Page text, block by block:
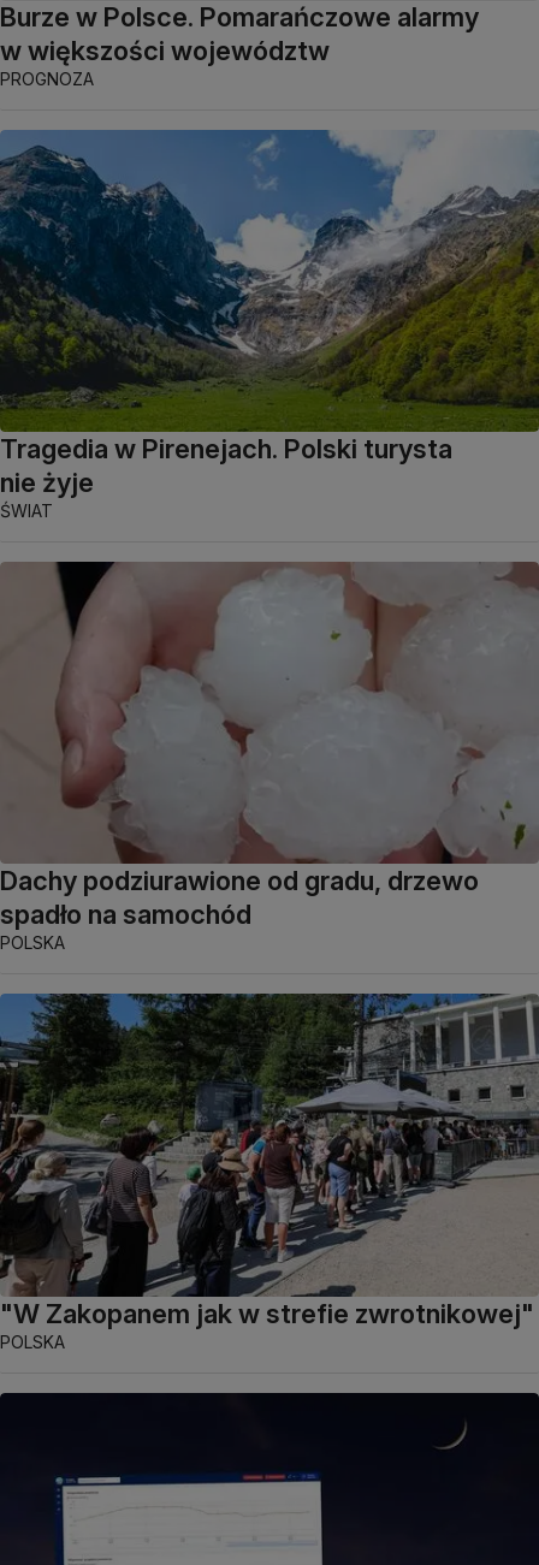
Burze w Polsce. Pomarańczowe alarmy
w większości województw
PROGNOZA
Tragedia w Pirenejach. Polski turysta
nie żyje
ŚWIAT
Dachy podziurawione od gradu, drzewo
spadło na samochód
POLSKA
"W Zakopanem jak w strefie zwrotnikowej"
POLSKA